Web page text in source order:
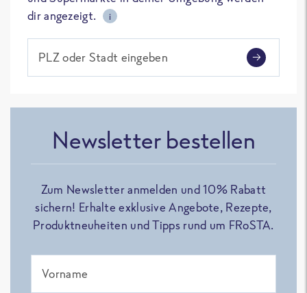
dir angezeigt.
i
PLZ oder Stadt eingeben
Newsletter bestellen
Zum Newsletter anmelden und 10% Rabatt
sichern! Erhalte exklusive Angebote, Rezepte,
Produktneuheiten und Tipps rund um FRoSTA.
Vorname